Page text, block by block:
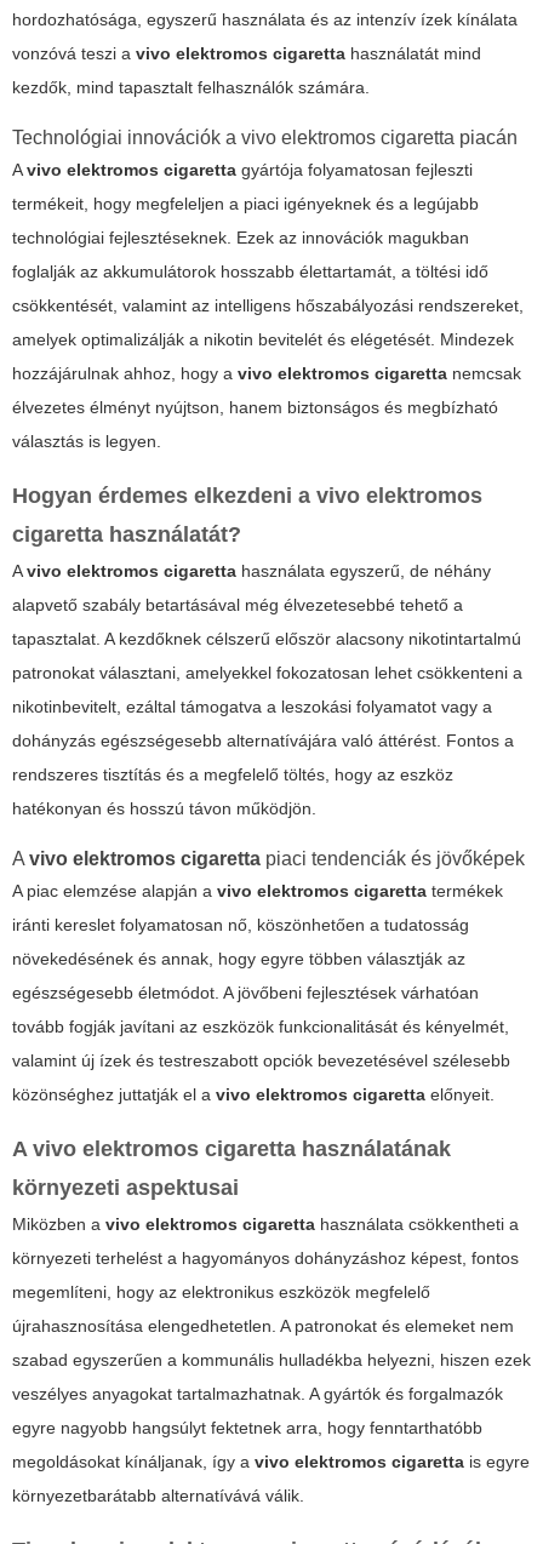
hordozhatósága, egyszerű használata és az intenzív ízek kínálata
vonzóvá teszi a vivo elektromos cigaretta használatát mind
kezdők, mind tapasztalt felhasználók számára.
Technológiai innovációk a vivo elektromos cigaretta piacán
Avivo elektromos cigaretta gyártója folyamatosan fejleszti
termékeit, hogy megfeleljen a piaci igényeknek és a legújabb
technológiai fejlesztéseknek. Ezek az innovációk magukban
foglalják az akkumulátorok hosszabb élettartamát, a töltési idő
csökkentését, valamint az intelligens hőszabályozási rendszereket,
amelyek optimalizálják a nikotin bevitelét és elégetését. Mindezek
hozzájárulnak ahhoz, hogy a vivo elektromos cigaretta nemcsak
élvezetes élményt nyújtson, hanem biztonságos és megbízható
választás is legyen.
Hogyan érdemes elkezdeni a vivo elektromos
cigaretta használatát?
Avivo elektromos cigaretta használata egyszerű, de néhány
alapvető szabály betartásával még élvezetesebbé tehető a
tapasztalat. A kezdőknek célszerű először alacsony nikotintartalmú
patronokat választani, amelyekkel fokozatosan lehet csökkenteni a
nikotinbevitelt, ezáltal támogatva a leszokási folyamatot vagy a
dohányzás egészségesebb alternatívájára való áttérést. Fontos a
rendszeres tisztítás és a megfelelő töltés, hogy az eszköz
hatékonyan és hosszú távon működjön.
A vivo elektromos cigaretta piaci tendenciák és jövőképek
A piac elemzése alapján a vivo elektromos cigaretta termékek
iránti kereslet folyamatosan nő, köszönhetően a tudatosság
növekedésének és annak, hogy egyre többen választják az
egészségesebb életmódot. A jövőbeni fejlesztések várhatóan
tovább fogják javítani az eszközök funkcionalitását és kényelmét,
valamint új ízek és testreszabott opciók bevezetésével szélesebb
közönséghez juttatják el a vivo elektromos cigaretta előnyeit.
A vivo elektromos cigaretta használatának
környezeti aspektusai
Miközben a vivo elektromos cigaretta használata csökkentheti a
környezeti terhelést a hagyományos dohányzáshoz képest, fontos
megemlíteni, hogy az elektronikus eszközök megfelelő
újrahasznosítása elengedhetetlen. A patronokat és elemeket nem
szabad egyszerűen a kommunális hulladékba helyezni, hiszen ezek
veszélyes anyagokat tartalmazhatnak. A gyártók és forgalmazók
egyre nagyobb hangsúlyt fektetnek arra, hogy fenntarthatóbb
megoldásokat kínáljanak, így a vivo elektromos cigaretta is egyre
környezetbarátabb alternatívává válik.